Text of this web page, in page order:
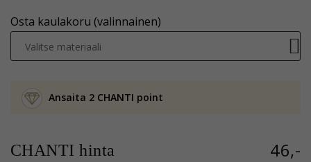
Osta kaulakoru (valinnainen)
Valitse materiaali
Ansaita 2 CHANTI point
CHANTI hinta 46,-